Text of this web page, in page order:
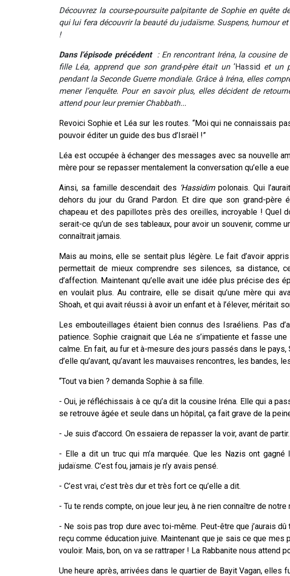
Découvrez la course-poursuite palpitante de Sophie en quête
qui lui fera découvrir la beauté du judaïsme. Suspens, humour
!
Dans l’épisode précédent: En rencontrant Iréna, la cousine de
fille Léa, apprend que son grand-père était un ‘Hassid et un
pendant la Seconde Guerre mondiale. Grâce à Iréna, elles
mener l’enquête. Pour en savoir plus, elles décident de
attend pour leur premier Chabbath...
Revoici Sophie et Léa sur les routes. “Moi qui ne connaissais
pouvoir éditer un guide des bus d’Israël !”
Léa est occupée à échanger des messages avec sa nouvelle
mère pour se repasser mentalement la conversation qu’elle a
Ainsi, sa famille descendait des ‘Hassidimpolonais. Qui
dehors du jour du Grand Pardon. Et dire que son grand-père
chapeau et des papillotes près des oreilles, incroyable ! Quel
serait-ce qu’un de ses tableaux, pour avoir un souvenir, comme
connaîtrait jamais.
Mais au moins, elle se sentait plus légère. Le fait d’avoir
permettait de mieux comprendre ses silences, sa distance,
d’affection. Maintenant qu’elle avait une idée plus précise des
en voulait plus. Au contraire, elle se disait qu’une mère qui
Shoah, et qui avait réussi à avoir un enfant et à l’élever, méritait
Les embouteillages étaient bien connus des Israéliens. Pas
patience. Sophie craignait que Léa ne s’impatiente et fasse
calme. En fait, au fur et à-mesure des jours passés dans le
d’elle qu’avant, qu’avant les mauvaises rencontres, les bandes,
“Tout va bien ? demanda Sophie à sa fille.
- Oui, je réfléchissais à ce qu’a dit la cousine Iréna. Elle qui a
se retrouve âgée et seule dans un hôpital, ça fait grave de la
- Je suis d’accord. On essaiera de repasser la voir, avant de partir.
- Elle a dit un truc qui m’a marquée. Que les Nazis ont gagné
judaïsme. C’est fou, jamais je n’y avais pensé.
- C’est vrai, c’est très dur et très fort ce qu’elle a dit.
- Tu te rends compte, on joue leur jeu, à ne rien connaître de
- Ne sois pas trop dure avec toi-même. Peut-être que j’aurais dû
reçu comme éducation juive. Maintenant que je sais ce que mes
vouloir. Mais, bon, on va se rattraper ! La Rabbanite nous attend
Une heure après, arrivées dans le quartier de Bayit Vagan, elles